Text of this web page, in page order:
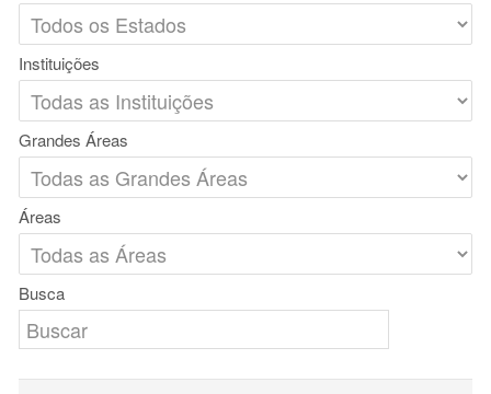
Instituições
Grandes Áreas
Áreas
Busca